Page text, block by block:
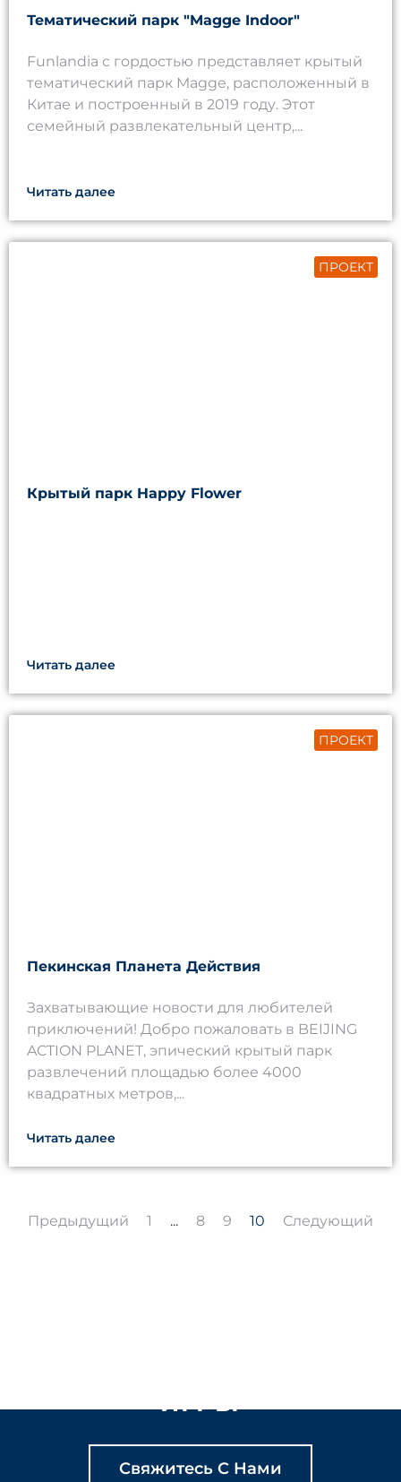
Тематический парк "Magge Indoor"
Funlandia с гордостью представляет крытый
тематический парк Magge, расположенный в
Китае и построенный в 2019 году. Этот
семейный развлекательный центр,...
Читать далее
Крытый парк Happy Flower
Читать далее
ПРОЕКТ
Пекинская Планета Действия
Захватывающие новости для любителей
приключений! Добро пожаловать в BEIJING
ACTION PLANET, эпический крытый парк
развлечений площадью более 4000
квадратных метров,...
Читать далее
ПРОЕКТ
Предыдущий 1 ... 8 9 10 Следующий
ИГРЫ
Свяжитесь С Нами